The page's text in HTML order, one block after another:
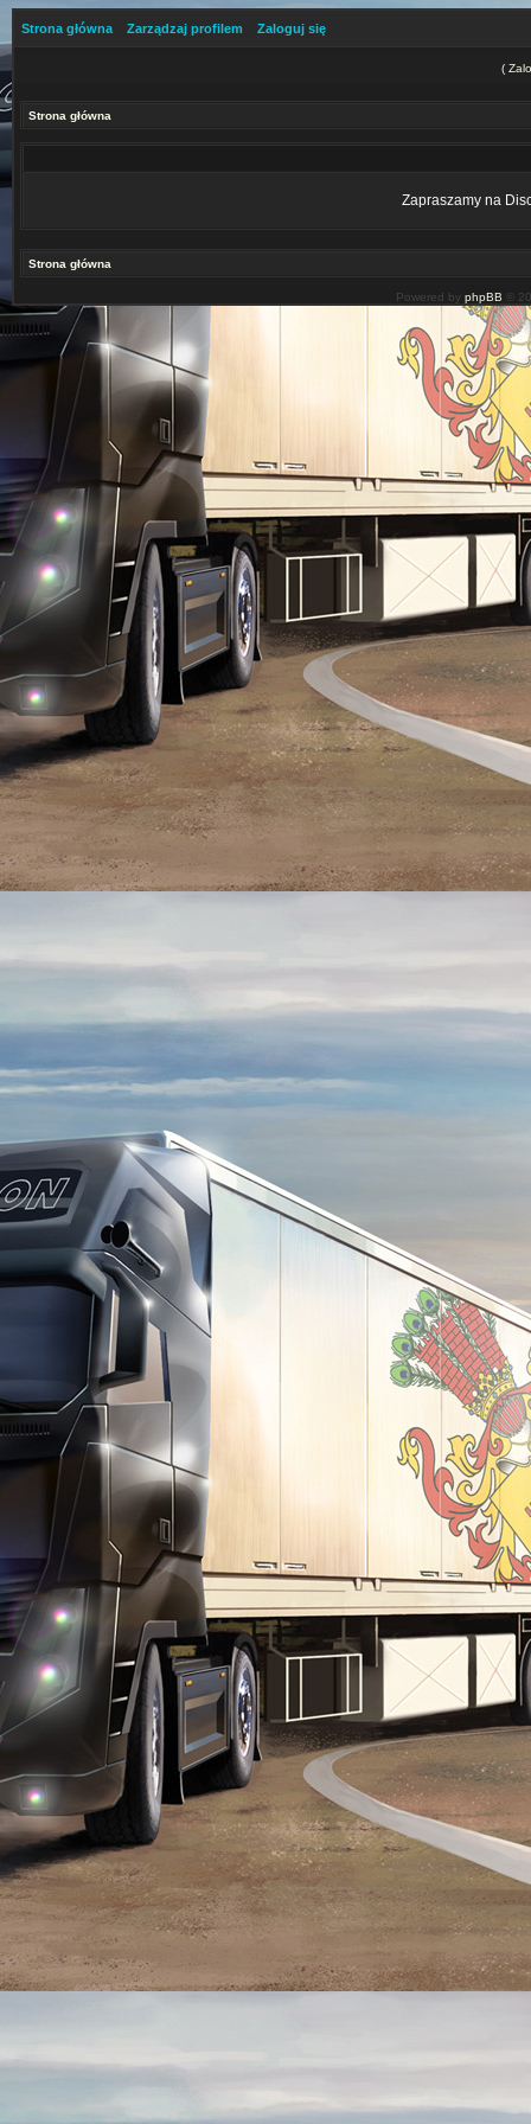
Strona główna Zarządzaj profilem Zaloguj się
(
Strona główna
Zapraszamy na
Strona główna
Powered by phpBB ©